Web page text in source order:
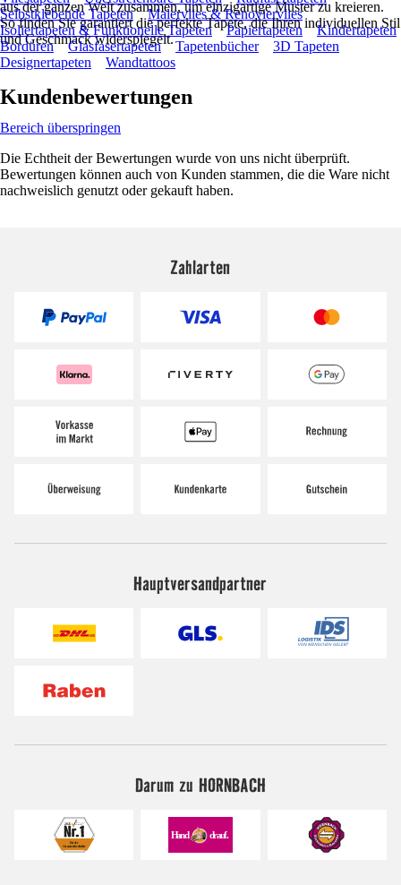
aus der ganzen Welt zusammen, um einzigartige Muster zu kreieren.
So finden Sie garantiert die perfekte Tapete, die Ihren individuellen Stil
und Geschmack widerspiegelt.
Selbstklebende Tapeten
Malervlies & Renoviervlies
Isoliertapeten & Funktionelle Tapeten
Papiertapeten
Kindertapeten
Bordüren
Glasfasertapeten Tapetenbücher
3D Tapeten
Designertapeten
Wandtattoos
Kundenbewertungen
Bereich überspringen
Die Echtheit der Bewertungen wurde von uns nicht überprüft.
Bewertungen können auch von Kunden stammen, die die Ware nicht
nachweislich genutzt oder gekauft haben.
Zahlarten
Hauptversandpartner
Darum zu HORNBACH